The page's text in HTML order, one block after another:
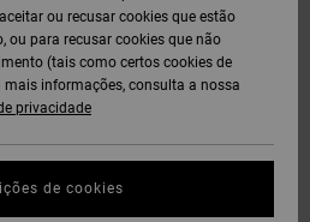
ou recusar cookies que estão
ou para recusar cookies que não
(tais como certos cookies de
informações, consulta a nossa
privacidade
de cookies